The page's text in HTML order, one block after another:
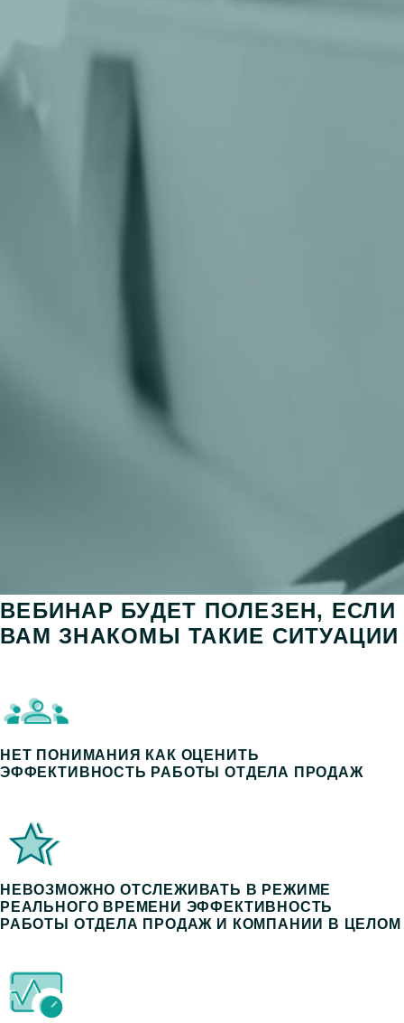
ВЕБИНАР БУДЕТ ПОЛЕЗЕН, ЕСЛИ
ВАМ ЗНАКОМЫ ТАКИЕ СИТУАЦИИ
НЕТ ПОНИМАНИЯ КАК ОЦЕНИТЬ
ЭФФЕКТИВНОСТЬ РАБОТЫ ОТДЕЛА ПРОДАЖ
НЕВОЗМОЖНО ОТСЛЕЖИВАТЬ В РЕЖИМЕ
РЕАЛЬНОГО ВРЕМЕНИ ЭФФЕКТИВНОСТЬ
РАБОТЫ ОТДЕЛА ПРОДАЖ И КОМПАНИИ В ЦЕЛОМ